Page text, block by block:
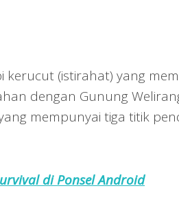
(istirahat) yang
dengan Gunung
mempunyai tiga titik
di Ponsel Android